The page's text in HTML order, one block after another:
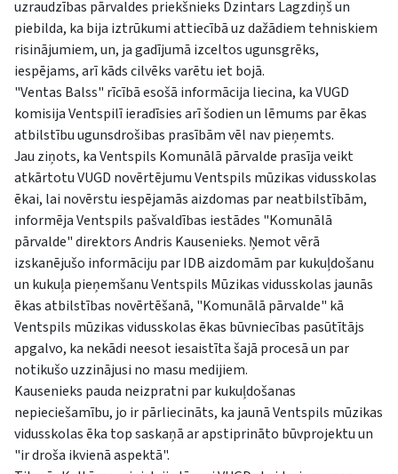
uzraudzības pārvaldes priekšnieks Dzintars Lagzdiņš un
piebilda, ka bija iztrūkumi attiecībā uz dažādiem tehniskiem
risinājumiem, un, ja gadījumā izceltos ugunsgrēks,
iespējams, arī kāds cilvēks varētu iet bojā.
"Ventas Balss" rīcībā esošā informācija liecina, ka VUGD
komisija Ventspilī ieradīsies arī šodien un lēmums par ēkas
atbilstību ugunsdrošibas prasībām vēl nav pieņemts.
Jau ziņots, ka Ventspils Komunālā pārvalde prasīja veikt
atkārtotu VUGD novērtējumu Ventspils mūzikas vidusskolas
ēkai, lai novērstu iespējamās aizdomas par neatbilstībām,
informēja Ventspils pašvaldības iestādes "Komunālā
pārvalde" direktors Andris Kausenieks. Ņemot vērā
izskanējušo informāciju par IDB aizdomām par kukuļdošanu
un kukuļa pieņemšanu Ventspils Mūzikas vidusskolas jaunās
ēkas atbilstības novērtēšanā, "Komunālā pārvalde" kā
Ventspils mūzikas vidusskolas ēkas būvniecības pasūtītājs
apgalvo, ka nekādi neesot iesaistīta šajā procesā un par
notikušo uzzinājusi no masu medijiem.
Kausenieks pauda neizpratni par kukuļdošanas
nepieciešamību, jo ir pārliecināts, ka jaunā Ventspils mūzikas
vidusskolas ēka top saskaņā ar apstiprināto būvprojektu un
"ir droša ikvienā aspektā".